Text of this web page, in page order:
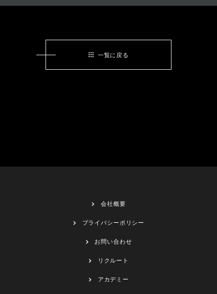
一覧に戻る
会社概要
プライバシーポリシー
お問い合わせ
リクルート
アカデミー